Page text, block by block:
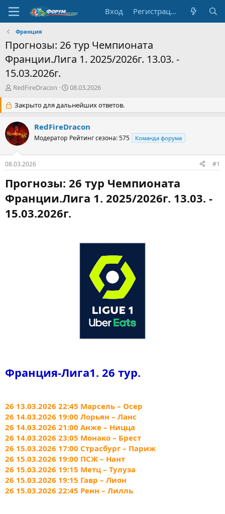
Вход Регистрация
Франция
Прогнозы: 26 тур Чемпионата
Франции.Лига 1. 2025/2026г. 13.03. -
15.03.2026г.
А
т
о
р
т
е
м
RedFireDracon
Д
т
а
а
ч
а
08.03.2026
Закрыто для дальнейших ответов.
RedFireDracon
Модератор Рейтинг сезона: 575 Команда форума
08.03.2026 #1
Прогнозы: 26 тур Чемпионата
Франции.Лига 1. 2025/2026г. 13.03. -
15.03.2026г.
Франция-Лига1. 26 тур.
26 13.03.2026 22:45 Марсель – Осер
26 14.03.2026 19:00 Лорьян – Ланс
26 14.03.2026 21:00 Анже – Ницца
26 14.03.2026 23:05 Монако – Брест
26 15.03.2026 17:00 Страсбург – Париж
26 15.03.2026 19:00 ПСЖ – Нант
26 15.03.2026 19:15 Метц – Тулуза
26 15.03.2026 19:15 Гавр – Лион
26 15.03.2026 22:45 Ренн – Лилль